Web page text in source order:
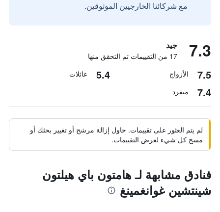
مع شركائنا الخارجيين الموثوقين.
7.3 جيد
17 من التقييمات تم التحقق منها
7.5 الأزواج 5.4 عائلات
7.4 منفرد
لم يتم العثور على تقييمات. حاول إزالة مرشح أو تغيير بحثك أو
مسح كل شيء لعرض التقييمات.
فنادق مشابهة لـ هامتون باي هيلتون
شينتشين غوانغمينغ